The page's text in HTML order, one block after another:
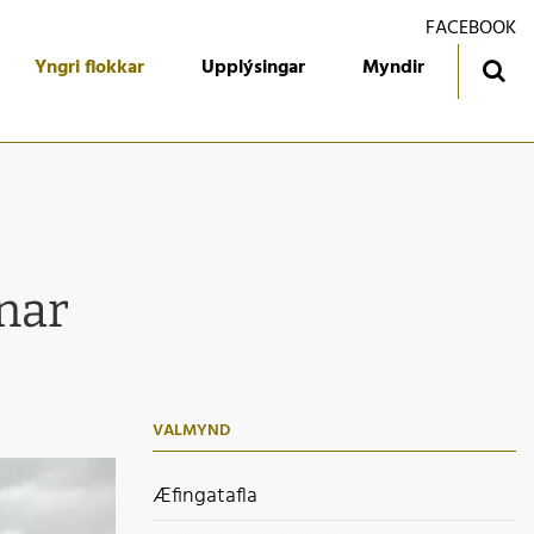
Yngri flokkar Upplýsingar Myndir
FACEBOOK
VALMYND
Æfingatafla